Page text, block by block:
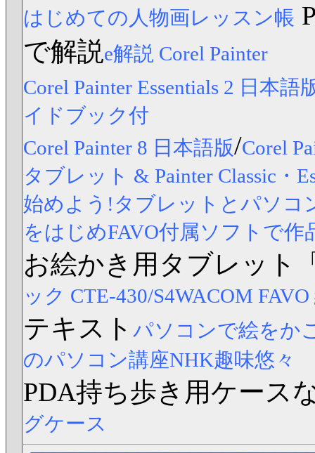
はじめての人物画レッスン帳
で解説e解説 Corel Painter
Corel Painter Essentials 2 日本語
イドブック付
Corel Painter 8 日本語版/Corel
タブレット & Painter Classic・
始めよう!タブレットとパソコ
をはじめFAVO付属ソフトで作
お絵かき用タブレット
ック CTE-430/S4WACOM
テキスト パソコンで絵をか
のパソコン講座NHK趣味悠々
PDA持ち歩き用ケース
グケース